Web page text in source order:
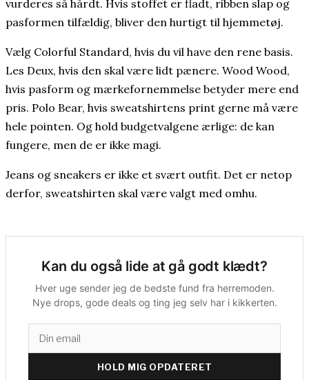
vurderes så hårdt. Hvis stoffet er fladt, ribben slap og
pasformen tilfældig, bliver den hurtigt til hjemmetøj.
Vælg Colorful Standard, hvis du vil have den rene basis.
Les Deux, hvis den skal være lidt pænere. Wood Wood,
hvis pasform og mærkefornemmelse betyder mere end
pris. Polo Bear, hvis sweatshirtens print gerne må være
hele pointen. Og hold budgetvalgene ærlige: de kan
fungere, men de er ikke magi.
Jeans og sneakers er ikke et svært outfit. Det er netop
derfor, sweatshirten skal være valgt med omhu.
Kan du også lide at gå godt klædt?
Hver uge sender jeg de bedste fund fra herremoden.
Nye drops, gode deals og ting jeg selv har i kikkerten.
HOLD MIG OPDATERET